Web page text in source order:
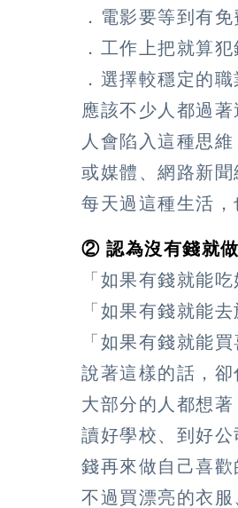
．電影要等到有免
．工作上把就算
．選擇較穩定的
應該不少人都過著
人會陷入這種思
或媒體、網路新聞
每天過這種生活，
② 認為沒有錢就
「如果有錢就能吃
「如果有錢就能去
「如果有錢就能
說著這樣的話，卻
大部分的人都想著
讀好學校、到好
錢再來做自己喜歡
不過買漂亮的衣